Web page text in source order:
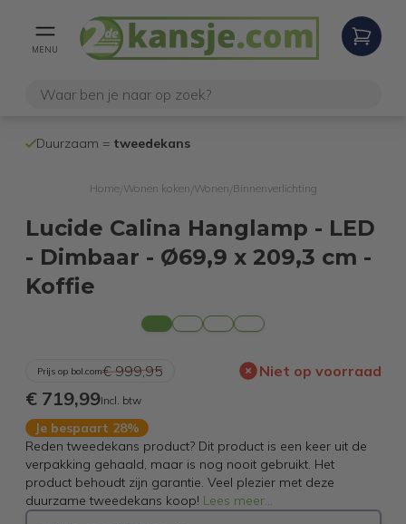
MENU
Duurzaam = tweedekans
Home/ Wonen koken Wonen Binnenverlichting
Lucide Calina Hanglamp - LED
- Dimbaar - Ø69,9 x 209,3 cm -
Koffie
Prijs op bol.com€ 999,95 Niet op voorraad
€ 719,99Incl. btw
Je bespaart 28%
Reden tweedekans product? Dit product is een keer uit de
verpakking gehaald, maar is nog nooit gebruikt. Het
product behoudt zijn garantie. Veel plezier met deze
duurzame tweedekans koop! Lees meer...